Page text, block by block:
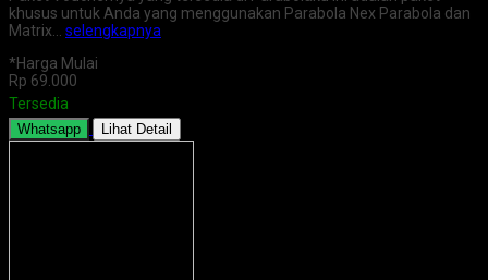
khusus untuk Anda yang menggunakan Parabola Nex Parabola dan
Matrix… selengkapnya
*Harga Mulai
Rp 69.000
Tersedia
Whatsapp Lihat Detail